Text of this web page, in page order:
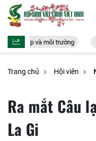
trường Doanh nghiệp
Trang chủ Hội viên
Ra mắt Câu
La Gi